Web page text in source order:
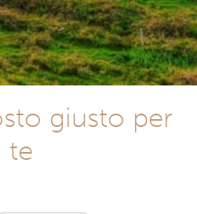
giusto per
te